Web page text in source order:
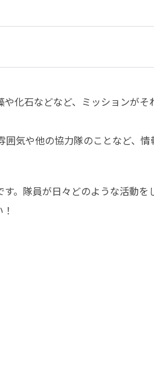
化石などなど、ミッションがそ
気や他の協力隊のことなど、情
。隊員が日々どのような活動を